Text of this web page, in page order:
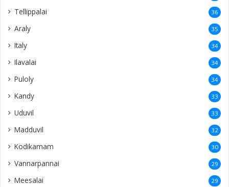
Tellippalai 36
Araly 35
Italy 34
Ilavalai 34
Puloly 34
Kandy 33
Uduvil 33
Madduvil 32
Kodikamam 30
Vannarpannai 29
Meesalai 29